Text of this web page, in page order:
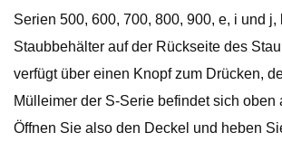
Serien 500, 600, 700, 800, 900, e, i und
Staubbehälter auf der Rückseite des
verfügt über einen Knopf zum Drücken,
Mülleimer der S-Serie befindet sich oben
Öffnen Sie also den Deckel und heben